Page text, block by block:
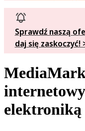
Sprawdź naszą
daj się zaskoczyć!
elektroniką